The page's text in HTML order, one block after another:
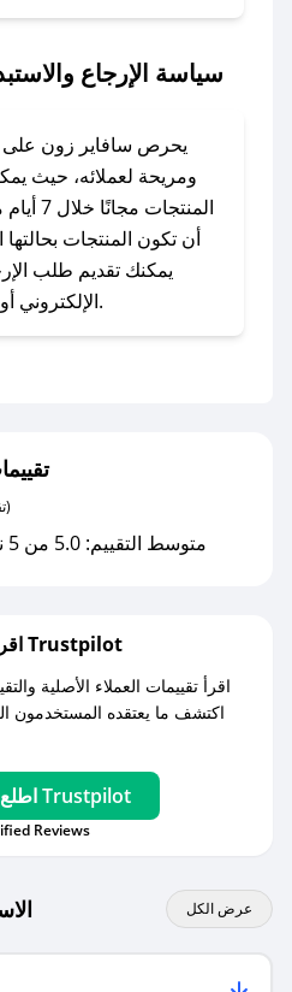
مراسلتنا مباشرة وسنعمل
للحصول على كوبونات
مع صحصح، تسوق بذكاء
كوبونات خصم حصرية من سافاير زون!
سياسة الإرجاع
يحرص سافاير زون على
ومريحة لعملائه، حيث
أن تكون المنتجات
يمكنك تقديم طلب
الإلكتروني أو من خلال خدمة العملاء.
(0 تقييمات)
متوسط التقييم: 5.0 من 5 نجوم بواسطة 0 مستخدمين
اقرأ تقييمات واراء العملاء على Trustpilot
اقرأ تقييمات العملاء الأصلية
اكتشف ما يعتقده المستخدمون
اطلع على آراء عملائنا على Trustpilot
Reviews
عرض الكل